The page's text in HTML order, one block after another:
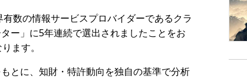
数の情報サービスプロバイダーであるクラ
ー」に5年連続で選出されましたことをお
ます。
とに、知財・特許動向を独自の基準で分析